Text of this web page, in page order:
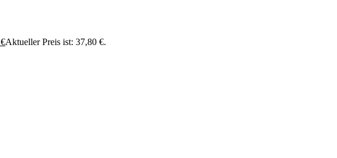
€Aktueller Preis ist: 37,80 €.